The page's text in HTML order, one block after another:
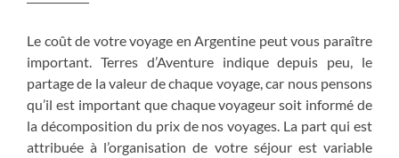
Le coût de votre voyage en Argentine peut vous paraître
important. Terres d’Aventure indique depuis peu, le
partage de la valeur de chaque voyage, car nous pensons
qu’il est important que chaque voyageur soit informé de
la décomposition du prix de nos voyages. La part qui est
attribuée à l’organisation de votre séjour est variable